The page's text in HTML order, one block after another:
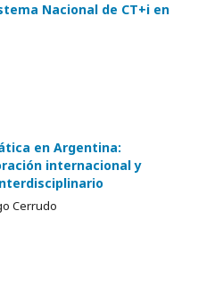
Nacional de CT+i en
en Argentina:
internacional y
Cerrudo